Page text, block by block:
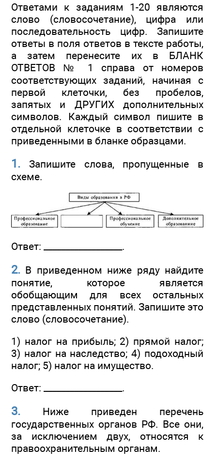
Ответами к заданиям 1-20 являются
слово (словосочетание), цифра или
последовательность цифр. Запишите
ответы в поля ответов в тексте работы,
а затем перенесите их в БЛАНК
ОТВЕТОВ № 1 справа от номеров
соответствующих заданий, начиная с
первой клеточки, без пробелов,
запятых и ДРУГИХ дополнительных
символов. Каждый символ пишите в
отдельной клеточке в соответствии с
приведенными в бланке образцами.
1. Запишите слова, пропущенные в
схеме.
Ответ: __________________.
2. В приведенном ниже ряду найдите
понятие, которое является
обобщающим для всех остальных
представленных понятий. Запишите это
слово (словосочетание).
1) налог на прибыль; 2) прямой налог;
3) налог на наследство; 4) подоходный
налог; 5) налог на имущество.
Ответ: __________________.
3. Ниже приведен перечень
государственных органов РФ. Все они,
за исключением двух, относятся к
правоохранительным органам.